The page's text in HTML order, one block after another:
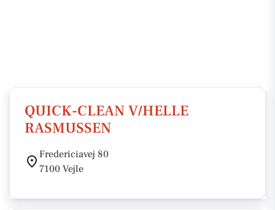
QUICK-CLEAN V/HELLE
RASMUSSEN
Fredericiavej 80
7100 Vejle